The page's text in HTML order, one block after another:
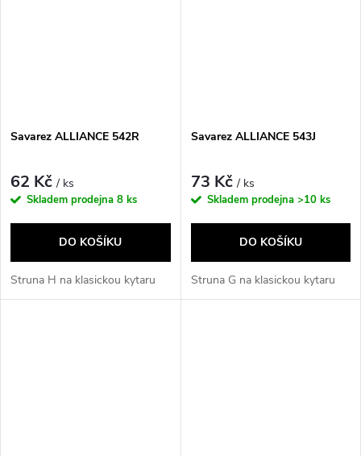
Savarez ALLIANCE 542R
62 Kč/ ks
Skladem prodejna 8 ks
DO KOŠÍKU
Struna H na klasickou kytaru
Savarez ALLIANCE 543J
73 Kč/ ks
Skladem prodejna >10 ks
DO KOŠÍKU
Struna G na klasickou kytaru